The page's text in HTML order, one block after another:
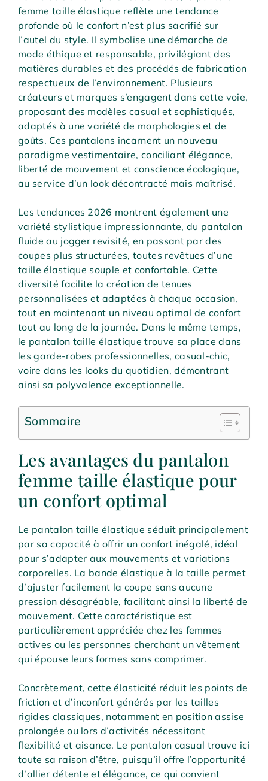
femme taille élastique reflète une tendance
profonde où le confort n’est plus sacrifié sur
l’autel du style. Il symbolise une démarche de
mode éthique et responsable, privilégiant des
matières durables et des procédés de fabrication
respectueux de l’environnement. Plusieurs
créateurs et marques s’engagent dans cette voie,
proposant des modèles casual et sophistiqués,
adaptés à une variété de morphologies et de
goûts. Ces pantalons incarnent un nouveau
paradigme vestimentaire, conciliant élégance,
liberté de mouvement et conscience écologique,
au service d’un look décontracté mais maîtrisé.
Les tendances 2026 montrent également une
variété stylistique impressionnante, du pantalon
fluide au jogger revisité, en passant par des
coupes plus structurées, toutes revêtues d’une
taille élastique souple et confortable. Cette
diversité facilite la création de tenues
personnalisées et adaptées à chaque occasion,
tout en maintenant un niveau optimal de confort
tout au long de la journée. Dans le même temps,
le pantalon taille élastique trouve sa place dans
les garde-robes professionnelles, casual-chic,
voire dans les looks du quotidien, démontrant
ainsi sa polyvalence exceptionnelle.
Sommaire
Les avantages du pantalon
femme taille élastique pour
un confort optimal
Le pantalon taille élastique séduit principalement
par sa capacité à offrir un confort inégalé, idéal
pour s’adapter aux mouvements et variations
corporelles. La bande élastique à la taille permet
d’ajuster facilement la coupe sans aucune
pression désagréable, facilitant ainsi la liberté de
mouvement. Cette caractéristique est
particulièrement appréciée chez les femmes
actives ou les personnes cherchant un vêtement
qui épouse leurs formes sans comprimer.
Concrètement, cette élasticité réduit les points de
friction et d’inconfort générés par les tailles
rigides classiques, notamment en position assise
prolongée ou lors d’activités nécessitant
flexibilité et aisance. Le pantalon casual trouve ici
toute sa raison d’être, puisqu’il offre l’opportunité
d’allier détente et élégance, ce qui convient